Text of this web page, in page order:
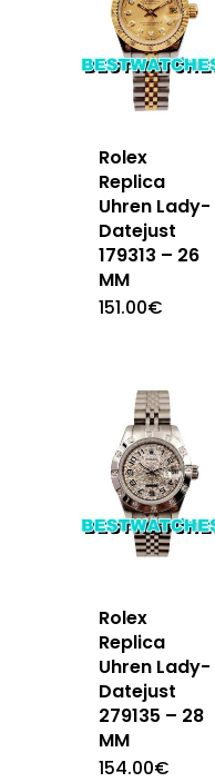
Rolex
Replica
Uhren Lady-
Datejust
179313 – 26
MM
151.00€
Rolex
Replica
Uhren Lady-
Datejust
279135 – 28
MM
154.00€